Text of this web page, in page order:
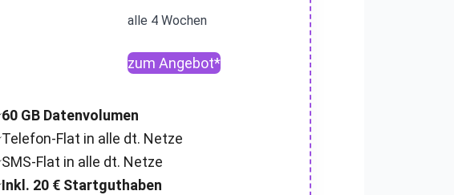
alle 4 Wochen
zum Angebot*
60 GB Datenvolumen
Telefon-Flat in alle dt. Netze
SMS-Flat in alle dt. Netze
Inkl. 20 € Startguthaben